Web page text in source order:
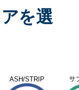
を選
ASH/STRIP サ